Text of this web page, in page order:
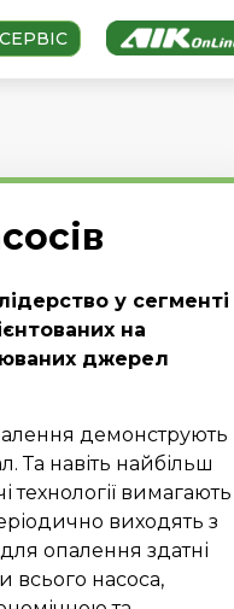
СЕРВІС
у сегменті
на
джерел
демонструють
Та навіть найбільш
технології вимагають
виходять з
опалення здатні
всього насоса,